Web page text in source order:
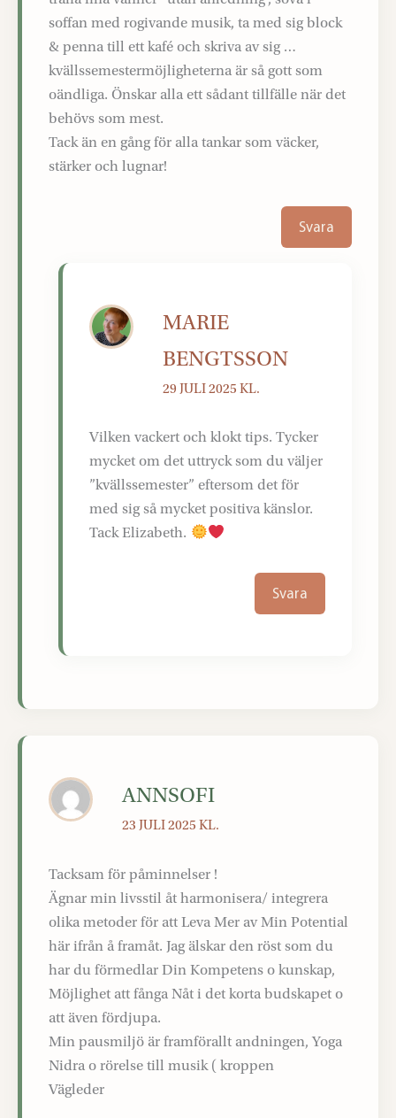
soffan med rogivande musik, ta med sig block
& penna till ett kafé och skriva av sig …
kvällssemestermöjligheterna är så gott som
oändliga. Önskar alla ett sådant tillfälle när det
behövs som mest.
Tack än en gång för alla tankar som väcker,
stärker och lugnar!
Svara
MARIE
BENGTSSON
29 JULI 2025 KL.
Vilken vackert och klokt tips. Tycker
mycket om det uttryck som du väljer
”kvällssemester” eftersom det för
med sig så mycket positiva känslor.
Tack Elizabeth.
Svara
ANNSOFI
23 JULI 2025 KL.
Tacksam för påminnelser !
Ägnar min livsstil åt harmonisera/ integrera
olika metoder för att Leva Mer av Min Potential
här ifrån å framåt. Jag älskar den röst som du
har du förmedlar Din Kompetens o kunskap,
Möjlighet att fånga Nåt i det korta budskapet o
att även fördjupa.
Min pausmiljö är framförallt andningen, Yoga
Nidra o rörelse till musik ( kroppen
Vägleder